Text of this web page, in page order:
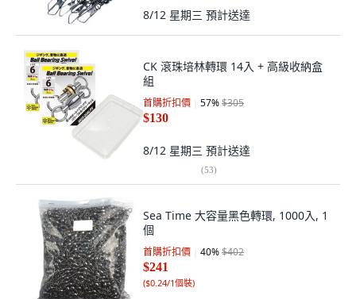
8/12 星期三 預計送達
CK 滾珠培林轉環 14入 + 高級收納盒
組
首購折扣價 57%$305
$130
8/12 星期三 預計送達
(53)
Sea Time 大容量黑色轉環, 1000入, 1
個
首購折扣價 40%$402
$241
($0.24/1個裝)